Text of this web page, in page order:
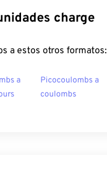
charge
a estos otros formatos:
a
Picocoulombs a
coulombs